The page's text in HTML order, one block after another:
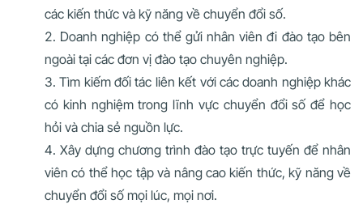
các kiến thức và kỹ năng về chuyển đổi số.
Doanh nghiệp có thể gửi nhân viên đi đào tạo bên
ngoài tại các đơn vị đào tạo chuyên nghiệp.
Tìm kiếm đối tác liên kết với các doanh nghiệp khác
có kinh nghiệm trong lĩnh vực chuyển đổi số để học
hỏi và chia sẻ nguồn lực.
Xây dựng chương trình đào tạo trực tuyến để nhân
viên có thể học tập và nâng cao kiến thức, kỹ năng về
chuyển đổi số mọi lúc, mọi nơi.